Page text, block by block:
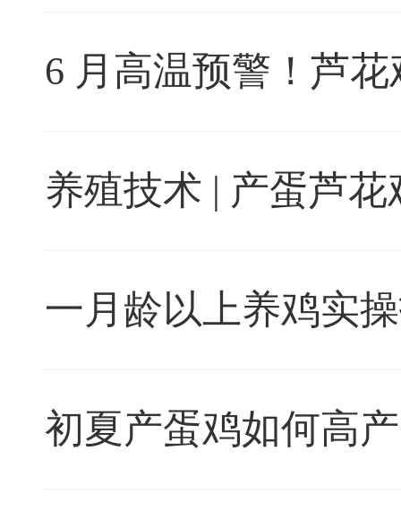
6 月高温预警！芦
养殖技术 | 产蛋芦
一月龄以上养鸡实
初夏产蛋鸡如何高产